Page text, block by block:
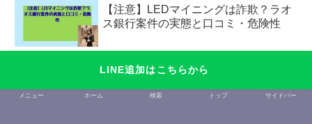
【注意】LEDマイニングは詐欺？ラオ
ス銀行案件の実態と口コミ・危険性
LINE追加はこちらから
メニュー ホーム 検索 トップ サイドバー